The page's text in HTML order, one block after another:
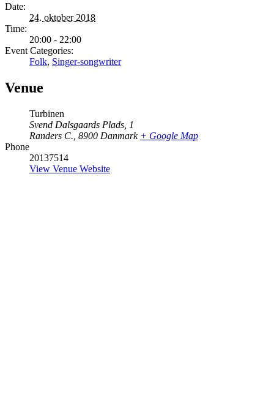
Date:
24. oktober 2018
Time:
20:00 - 22:00
Event Categories:
Folk, Singer-songwriter
Venue
Turbinen
Svend Dalsgaards Plads, 1
Randers C. 8900 Danmark + Google Map
Phone
20137514
View Venue Website